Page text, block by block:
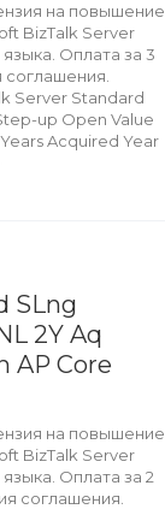
на повышение
BizTalk Server
Оплата за 3
соглашения.
Server Standard
up Open Value
Acquired Year
SLng
2Y Aq
AP Core
на повышение
BizTalk Server
Оплата за 2
соглашения.